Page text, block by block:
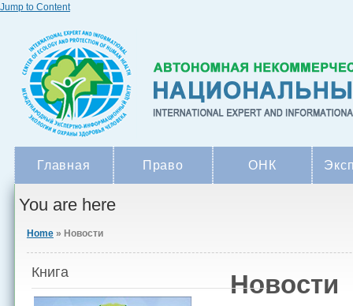
Jump to Content
Главная Право ОНК
You are here
Home» Новости
Новости
Книга